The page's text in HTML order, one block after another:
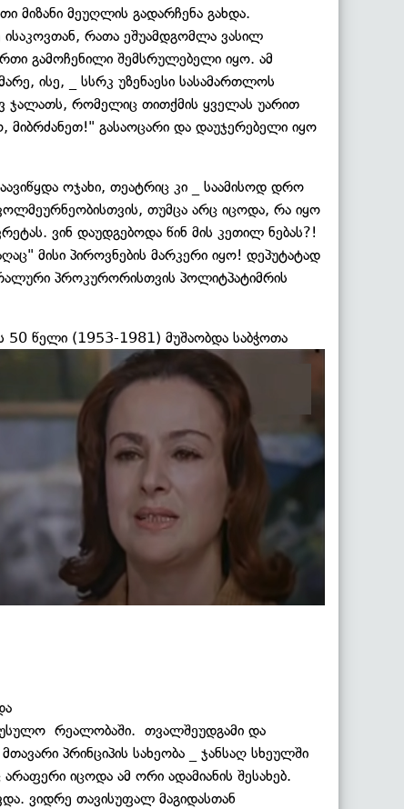
მიზანი მეუღლის გადარჩენა გახდა.
ისაკოვთან, რათა ეშუამდგომლა ვასილ
გამოჩენილი შემსრულებელი იყო. ამ
ისე, _ სსრკ უზენაესი სასამართლოს
ჯალათს, რომელიც თითქმის ყველას უარით
მიბრძანეთ!" გასაოცარი და დაუჯერებელი იყო
ოჯახი, თეატრიც კი _ საამისოდ დრო
თუმცა არც იცოდა, რა იყო
ვინ დაუდგებოდა წინ მის კეთილ ნებას?!
მისი პიროვნების მარკერი იყო! დეპუტატად
პროკურორისთვის პოლიტპატიმრის
50 წელი (1953-1981) მუშაობდა საბჭოთა
რეალობაში. თვალშეუდგამი და
პრინციპის სახეობა _ ჯანსაღ სხეულში
იცოდა ამ ორი ადამიანის შესახებ.
ვიდრე თავისუფალ მაგიდასთან